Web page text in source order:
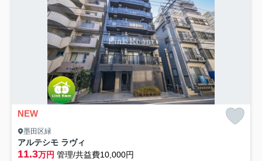
NEW
墨田区緑
アルテシモ ラヴィ
11.3万円 管理/共益費10,000円